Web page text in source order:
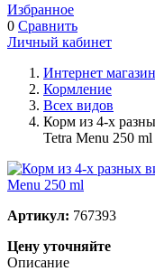
Избранное
0 Сравнить
Личный кабинет
Интернет магазин
Кормление
Всех видов
Корм из 4-х
Tetra Menu 250 ml
Артикул: 767393
Цену уточняйте
Описание